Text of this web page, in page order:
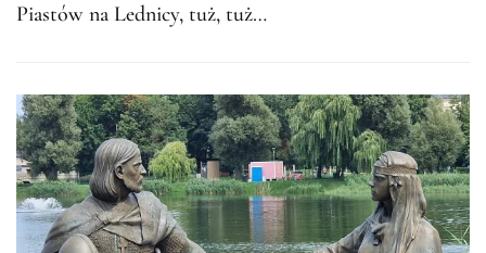
Piastów na Lednicy, tuż, tuż…